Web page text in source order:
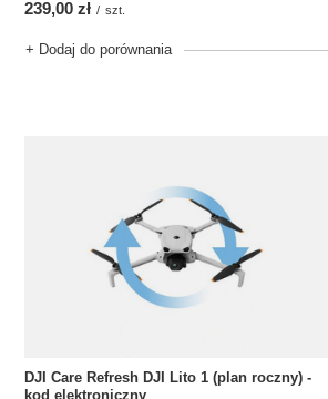
239,00 zł / szt.
+ Dodaj do porównania
DJI Care Refresh DJI Lito 1 (plan roczny) -
kod elektroniczny